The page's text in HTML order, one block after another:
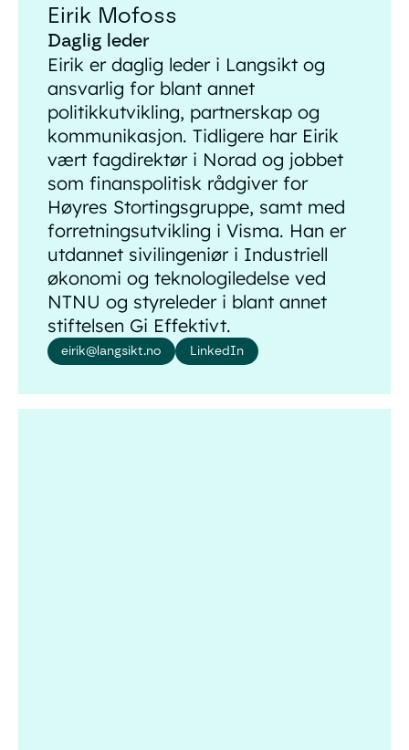
Eirik Mofoss
Daglig leder
Eirik er daglig leder i Langsikt og
ansvarlig for blant annet
politikkutvikling, partnerskap og
kommunikasjon. Tidligere har Eirik
vært fagdirektør i Norad og jobbet
som finanspolitisk rådgiver for
Høyres Stortingsgruppe, samt med
forretningsutvikling i Visma. Han er
utdannet sivilingeniør i Industriell
økonomi og teknologiledelse ved
NTNU og styreleder i blant annet
stiftelsen Gi Effektivt.
eirik@langsikt.no LinkedIn